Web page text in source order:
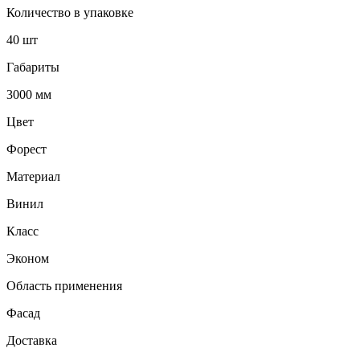
Количество в упаковке
40 шт
Габариты
3000 мм
Цвет
Форест
Материал
Винил
Класс
Эконом
Область применения
Фасад
Доставка